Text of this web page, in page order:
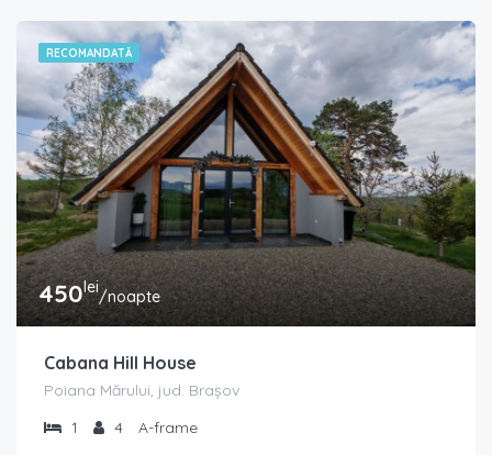
RECOMANDATĂ
450lei/noapte
Cabana Hill House
Poiana Mărului, jud. Brașov
1
4 A-frame